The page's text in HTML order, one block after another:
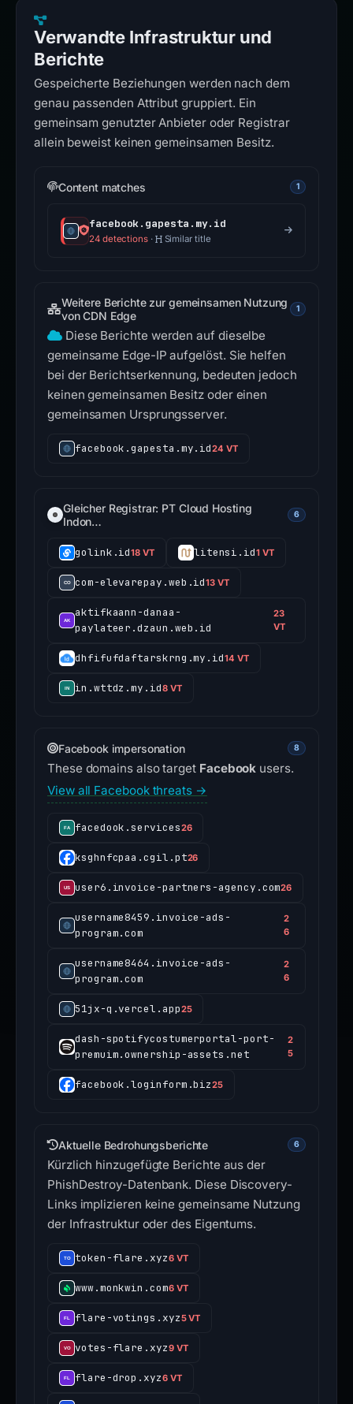
Verwandte Infrastruktur und
Berichte
Gespeicherte Beziehungen werden nach dem
genau passenden Attribut gruppiert. Ein
gemeinsam genutzter Anbieter oder Registrar
allein beweist keinen gemeinsamen Besitz.
Content matches 1
facebook.gapesta.my.id
24 detections· Similar title
Weitere Berichte zur gemeinsamen Nutzung
von CDN Edge
1
Diese Berichte werden auf dieselbe
gemeinsame Edge-IP aufgelöst. Sie helfen
bei der Berichtserkennung, bedeuten jedoch
keinen gemeinsamen Besitz oder einen
gemeinsamen Ursprungsserver.
facebook.gapesta.my.id24 VT
Gleicher Registrar: PT Cloud Hosting
Indon…
6
golink.id18 VT litensi.id1 VT
com-elevarepay.web.id13 VT
aktifkaann-danaa-
paylateer.dzaun.web.id
23
VT
dhfifufdaftarskrng.my.id14 VT
in.wttdz.my.id8 VT
Facebook impersonation 8
These domains also target Facebook users.
View all Facebook threats →
facedook.services26
ksghnfcpaa.cgil.pt26
user6.invoice-partners-agency.com26
username8459.invoice-ads-
program.com
2
6
username8464.invoice-ads-
program.com
2
6
51jx-q.vercel.app25
dash-spotifycostumerportal-port-
premuim.ownership-assets.net
2
5
facebook.loginform.biz25
Aktuelle Bedrohungsberichte 6
Kürzlich hinzugefügte Berichte aus der
PhishDestroy-Datenbank. Diese Discovery-
Links implizieren keine gemeinsame Nutzung
der Infrastruktur oder des Eigentums.
token-flare.xyz6 VT
www.monkwin.com6 VT
flare-votings.xyz5 VT
votes-flare.xyz9 VT
flare-drop.xyz6 VT